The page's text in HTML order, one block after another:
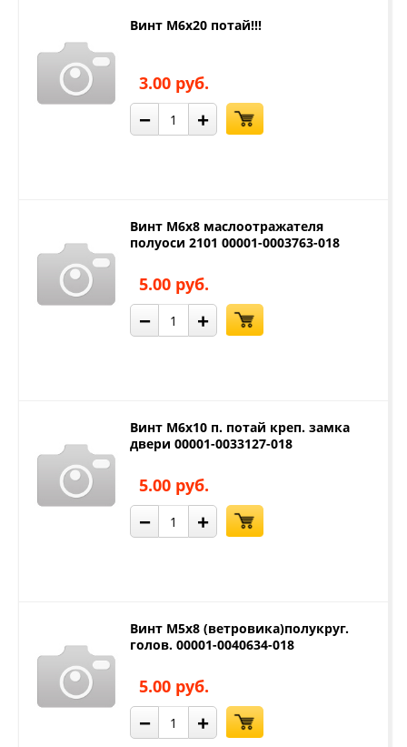
Винт М6х20 потай!!!
3.00 руб.
− +
Винт М6х8 маслоотражателя
полуоси 2101 00001-0003763-018
5.00 руб.
− +
Винт М6х10 п. потай креп. замка
двери 00001-0033127-018
5.00 руб.
− +
Винт М5х8 (ветровика)полукруг.
голов. 00001-0040634-018
5.00 руб.
− +